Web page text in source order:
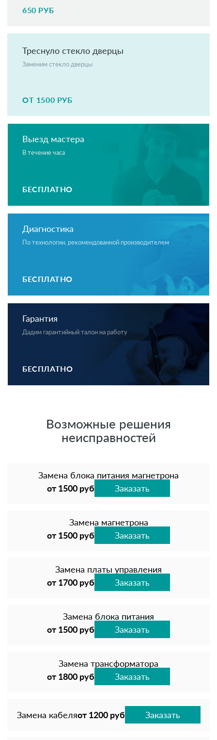
650 РУБ
Треснуло стекло дверцы
Заменим стекло дверцы
ОТ 1500 РУБ
Выезд мастера
В течение часа
БЕСПЛАТНО
Диагностика
По технологии, рекомендованной производителем
БЕСПЛАТНО
Гарантия
Дадим гарантийный талон на работу
БЕСПЛАТНО
Возможные решения
неисправностей
Замена блока питания магнетрона
от 1500 руб
Заказать
Замена магнетрона
от 1500 руб
Заказать
Замена платы управления
от 1700 руб
Заказать
Замена блока питания
от 1500 руб
Заказать
Замена трансформатора
от 1800 руб
Заказать
Замена кабеляот 1200 руб Заказать